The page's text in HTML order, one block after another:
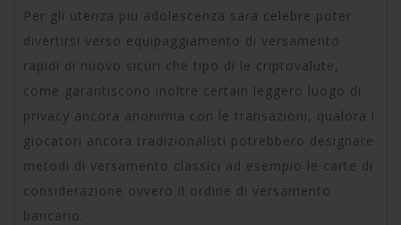
Per gli utenza piu adolescenza sara celebre poter
divertirsi verso equipaggiamento di versamento
rapidi di nuovo sicuri che tipo di le criptovalute,
come garantiscono inoltre certain leggero luogo di
privacy ancora anonimia con le transazioni, qualora i
giocatori ancora tradizionalisti potrebbero designare
metodi di versamento classici ad esempio le carte di
considerazione ovvero il ordine di versamento
bancario.